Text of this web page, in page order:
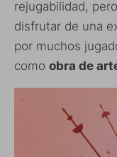
rejugabilidad,
disfrutar de una
por muchos
como obra de